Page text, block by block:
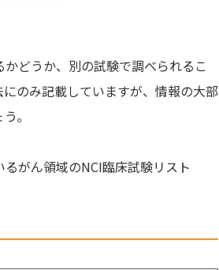
どうか、別の試験で調べられるこ
のみ記載していますが、情報の大部
。
がん領域のNCI臨床試験リスト